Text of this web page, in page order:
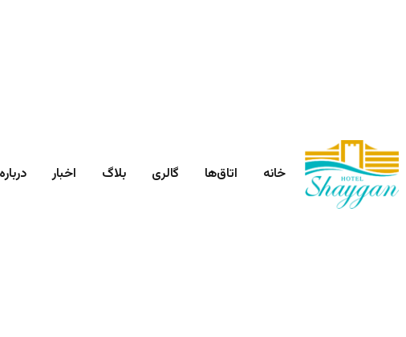
خانه اتاق‌ها گالری بلاگ اخبار